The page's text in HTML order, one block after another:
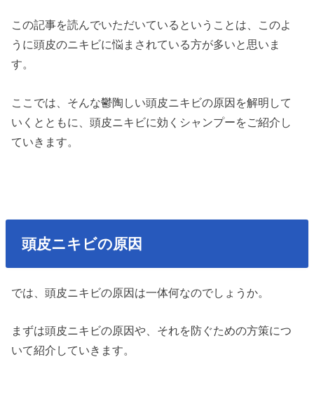
この記事を読んでいただいているということは、このよ
うに頭皮のニキビに悩まされている方が多いと思いま
す。
ここでは、そんな鬱陶しい頭皮ニキビの原因を解明して
いくとともに、頭皮ニキビに効くシャンプーをご紹介し
ていきます。
頭皮ニキビの原因
では、頭皮ニキビの原因は一体何なのでしょうか。
まずは頭皮ニキビの原因や、それを防ぐための方策につ
いて紹介していきます。